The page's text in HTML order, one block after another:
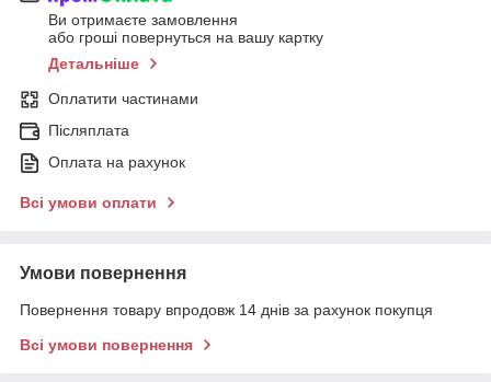
Ви отримаєте замовлення
або гроші повернуться на вашу картку
Детальніше
Оплатити частинами
Післяплата
Оплата на рахунок
Всі умови оплати
Умови повернення
Повернення товару впродовж 14 днів за рахунок покупця
Всі умови повернення